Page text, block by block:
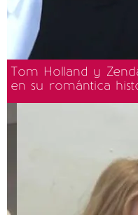
Tom Holland y
en su romántica